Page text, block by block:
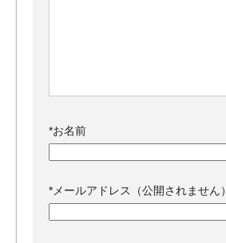
*お名前
* メールアドレス（公開されません）